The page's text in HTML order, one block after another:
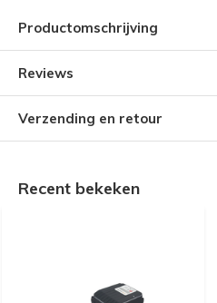
Productomschrijving
Reviews
Verzending en retour
Recent bekeken